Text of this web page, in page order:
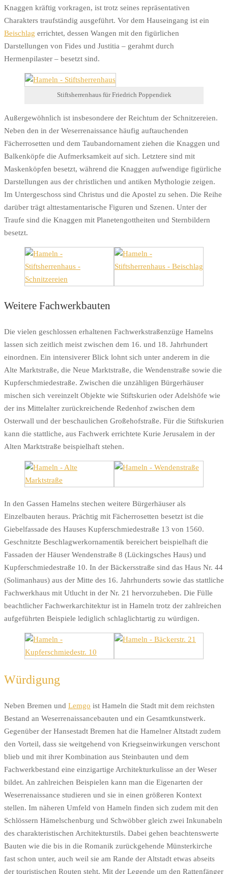
Knaggen kräftig vorkragen, ist trotz seines repräsentativen
Charakters traufständig ausgeführt. Vor dem Hauseingang ist ein
Beischlag errichtet, dessen Wangen mit den figürlichen
Darstellungen von Fides und Justitia – gerahmt durch
Hermenpilaster – besetzt sind.
Stiftsherrenhaus für Friedrich Poppendiek
Außergewöhnlich ist insbesondere der Reichtum der Schnitzereien.
Neben den in der Weserrenaissance häufig auftauchenden
Fächerrosetten und dem Taubandornament ziehen die Knaggen und
Balkenköpfe die Aufmerksamkeit auf sich. Letztere sind mit
Maskenköpfen besetzt, während die Knaggen aufwendige figürliche
Darstellungen aus der christlichen und antiken Mythologie zeigen.
Im Untergeschoss sind Christus und die Apostel zu sehen. Die Reihe
darüber trägt alttestamentarische Figuren und Szenen. Unter der
Traufe sind die Knaggen mit Planetengottheiten und Sternbildern
besetzt.
Weitere Fachwerkbauten
Die vielen geschlossen erhaltenen Fachwerkstraßenzüge Hamelns
lassen sich zeitlich meist zwischen dem 16. und 18. Jahrhundert
einordnen. Ein intensiverer Blick lohnt sich unter anderem in die
Alte Marktstraße, die Neue Marktstraße, die Wendenstraße sowie die
Kupferschmiedestraße. Zwischen die unzähligen Bürgerhäuser
mischen sich vereinzelt Objekte wie Stiftskurien oder Adelshöfe wie
der ins Mittelalter zurückreichende Redenhof zwischen dem
Osterwall und der beschaulichen Großehofstraße. Für die Stiftskurien
kann die stattliche, aus Fachwerk errichtete Kurie Jerusalem in der
Alten Marktstraße beispielhaft stehen.
In den Gassen Hamelns stechen weitere Bürgerhäuser als
Einzelbauten heraus. Prächtig mit Fächerrosetten besetzt ist die
Giebelfassade des Hauses Kupferschmiedestraße 13 von 1560.
Geschnitzte Beschlagwerkornamentik bereichert beispielhaft die
Fassaden der Häuser Wendenstraße 8 (Lückingsches Haus) und
Kupferschmiedestraße 10. In der Bäckersstraße sind das Haus Nr. 44
(Solimanhaus) aus der Mitte des 16. Jahrhunderts sowie das stattliche
Fachwerkhaus mit Utlucht in der Nr. 21 hervorzuheben. Die Fülle
beachtlicher Fachwerkarchitektur ist in Hameln trotz der zahlreichen
aufgeführten Beispiele lediglich schlaglichtartig zu würdigen.
Würdigung
Neben Bremen und Lemgo ist Hameln die Stadt mit dem reichsten
Bestand an Weserrenaissancebauten und ein Gesamtkunstwerk.
Gegenüber der Hansestadt Bremen hat die Hamelner Altstadt zudem
den Vorteil, dass sie weitgehend von Kriegseinwirkungen verschont
blieb und mit ihrer Kombination aus Steinbauten und dem
Fachwerkbestand eine einzigartige Architekturkulisse an der Weser
bildet. An zahlreichen Beispielen kann man die Eigenarten der
Weserrenaissance studieren und sie in einen größeren Kontext
stellen. Im näheren Umfeld von Hameln finden sich zudem mit den
Schlössern Hämelschenburg und Schwöbber gleich zwei Inkunabeln
des charakteristischen Architekturstils. Dabei gehen beachtenswerte
Bauten wie die bis in die Romanik zurückgehende Münsterkirche
fast schon unter, auch weil sie am Rande der Altstadt etwas abseits
der touristischen Routen steht. Mit der Legende um den Rattenfänger